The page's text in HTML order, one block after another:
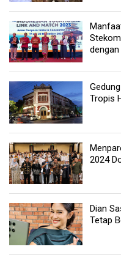
Tropis
2024
Dian
Tetap